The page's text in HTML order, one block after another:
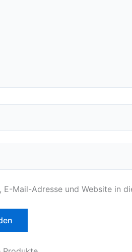
E-Mail-Adresse und Website in